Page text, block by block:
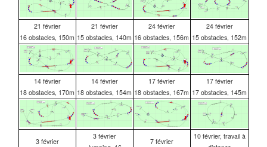
21 février
16 obstacles, 150m
21 février
15 obstacles, 140m
24 février
16 obstacles, 156m
24 février
15 obstacles, 152m
14 février
18 obstacles, 170m
14 février
18 obstacles, 154m
17 février
18 obstacles, 167m
17 février
17 obstacles, 145m
3 février
3 février
7 février
10 février, travail à